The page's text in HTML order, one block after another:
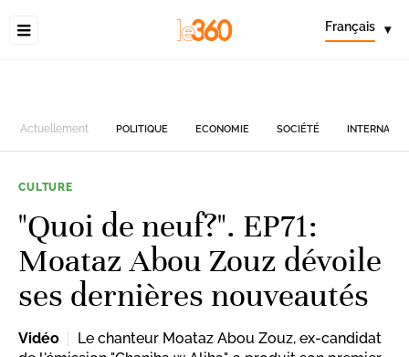
Français ▾
Actuellement POLITIQUE ECONOMIE SOCIÉTÉ
CULTURE
"Quoi de neuf?". EP71:
Moataz Abou Zouz dévoile
ses dernières nouveautés
Vidéo
Le chanteur Moataz Abou Zouz, ex-candidat